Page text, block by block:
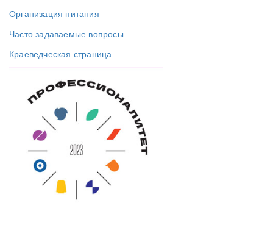
Организация питания
Часто задаваемые вопросы
Краеведческая страница